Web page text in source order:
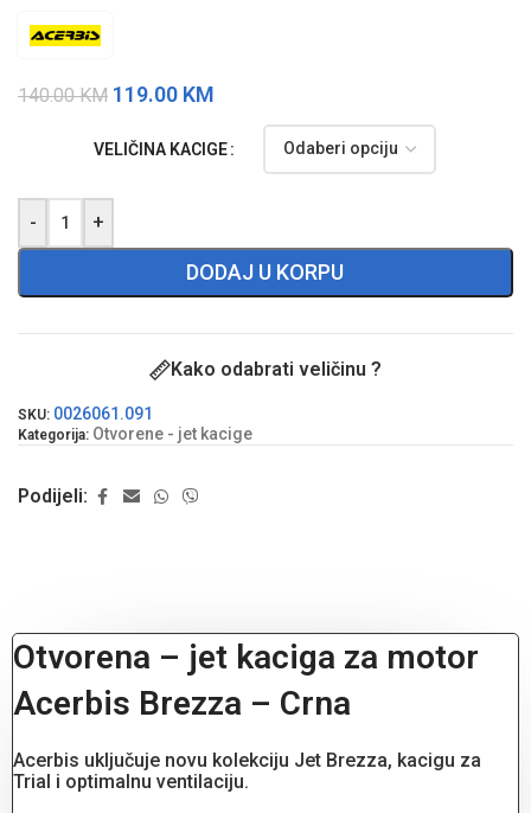
140.00KM 119.00 KM
VELIČINA KACIGE
- +
DODAJ U KORPU
Kako odabrati veličinu ?
SKU: 0026061.091
Kategorija: Otvorene - jet kacige
Podijeli:
Otvorena – jet kaciga za motor
Acerbis Brezza – Crna
Acerbis uključuje novu kolekciju Jet Brezza, kacigu za
Trial i optimalnu ventilaciju.